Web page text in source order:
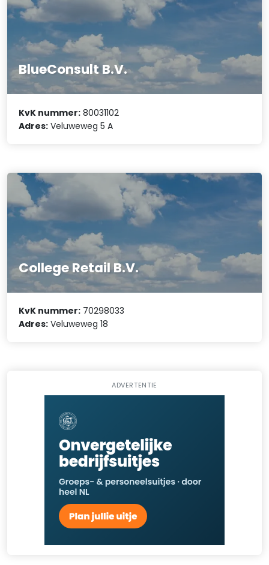
BlueConsult B.V.
KvK nummer: 80031102
Adres: Veluweweg 5 A
College Retail B.V.
KvK nummer: 70298033
Adres: Veluweweg 18
ADVERTENTIE